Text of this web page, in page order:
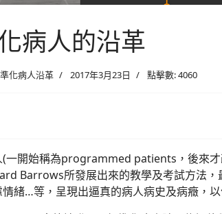
病人的沿革
化病人沿革 2017年3月23日 點擊數: 4060
(一開始稱為programmed patients，後來
Barrows所發展出來的教學及考試方法
緒…等，呈現出逼真的病人病史及病癥，